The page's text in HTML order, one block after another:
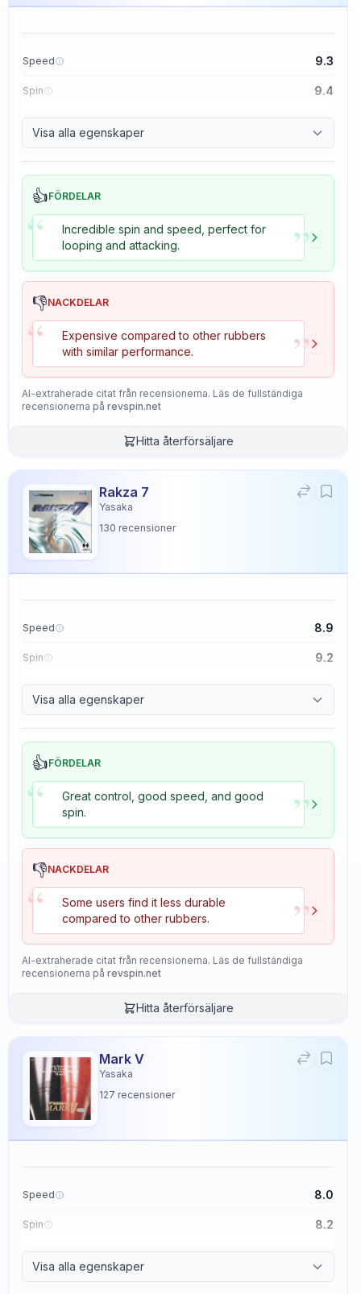
Speed 9.3
Spin 9.4
Control 8.3
Tackiness 2.3
Visa alla egenskaper
👍FÖRDELAR
“
Incredible spin and speed, perfect for
looping and attacking.
”
👎NACKDELAR
“
Expensive compared to other rubbers
with similar performance.
”
AI-extraherade citat från recensionerna. Läs de fullständiga
recensionerna på revspin.net
Hitta återförsäljare
Rakza 7
Yasaka
130 recensioner
Speed 8.9
Spin 9.2
Visa alla egenskaper
👍FÖRDELAR
“
Great control, good speed, and good
spin.
”
👎NACKDELAR
“
Some users find it less durable
compared to other rubbers.
”
AI-extraherade citat från recensionerna. Läs de fullständiga
recensionerna på revspin.net
Hitta återförsäljare
Mark V
Yasaka
127 recensioner
Speed 8.0
Spin 8.2
Visa alla egenskaper